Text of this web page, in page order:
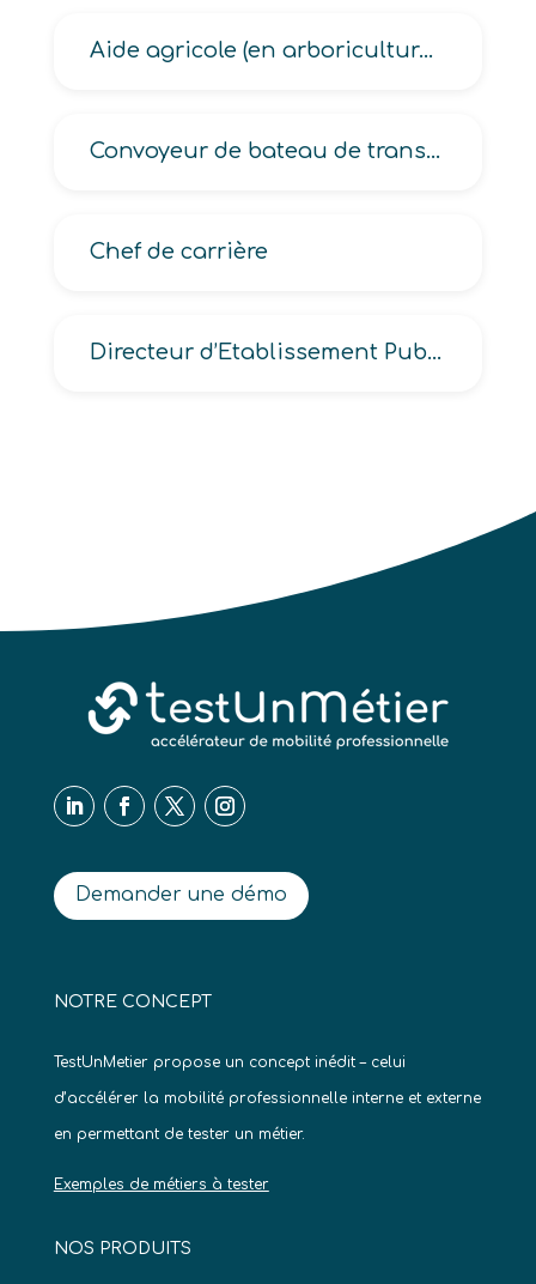
Aide agricole (en arboriculture, en production fruitière, en viticulture)
Convoyeur de bateau de transport fluvial
Chef de carrière
Directeur d’Etablissement Public à caractère Scientifique, Culturel et Professionnel -EPSCP-
Demander une démo
NOTRE CONCEPT
TestUnMetier propose un concept inédit – celui
d’accélérer la mobilité professionnelle interne et externe
en permettant de tester un métier.
Exemples de métiers à tester
NOS PRODUITS